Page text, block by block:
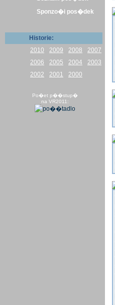
Sponzo�i pos�dek
Historie:
2010
2009 2008
2007
2006
2005 2004
2003
2002
2001 2000
Po�et p��stup�
na VR2011: